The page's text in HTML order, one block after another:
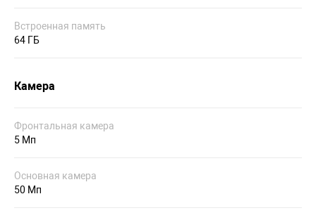
Встроенная память
64 ГБ
Камера
Фронтальная камера
5 Мп
Основная камера
50 Мп